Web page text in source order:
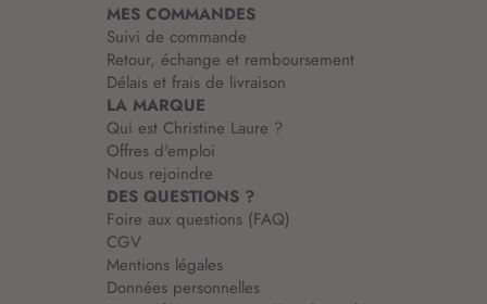
MES COMMANDES
Suivi de commande
Retour, échange et remboursement
Délais et frais de livraison
LA MARQUE
Qui est Christine Laure ?
Offres d'emploi
Nous rejoindre
DES QUESTIONS ?
Foire aux questions (FAQ)
CGV
Mentions légales
Données personnelles